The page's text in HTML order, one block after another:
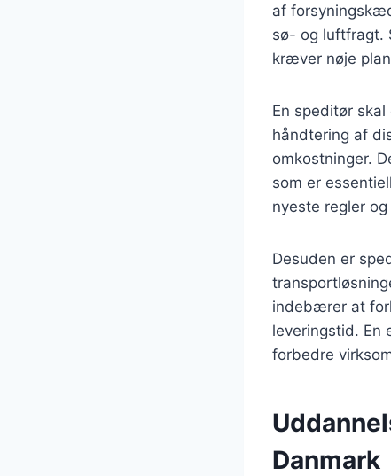
af
sø- og luftfragt.
kræver nøje
En speditør
håndtering af
omkostninger.
som er
nyeste regler
Desuden er
indebærer at
leveringstid. En
forbedre
Danmark